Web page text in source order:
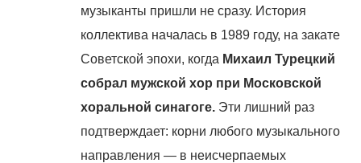
музыканты пришли не сразу. История
коллектива началась в 1989 году, на закате
Советской эпохи, когда Михаил Турецкий
собрал мужской хор при Московской
хоральной синагоге. Эти лишний раз
подтверждает: корни любого музыкального
направления — в неисчерпаемых